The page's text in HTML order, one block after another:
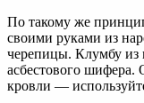
По такому же
своими руками из
черепицы. Клумбу из
асбестового шифера.
кровли —